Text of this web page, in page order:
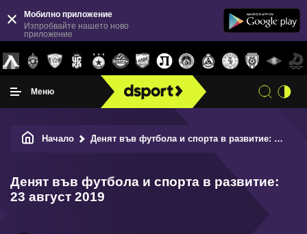
Мобилно приложение
Изпробвайте нашето ново
приложение
Меню
Начало Денят във футбола и спорта в развитие: 23 август 2019
Денят във футбола и спорта в развитие:
23 август 2019